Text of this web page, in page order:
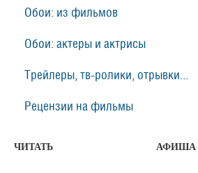
Обои: из фильмов
Обои: актеры и актрисы
Трейлеры, тв-ролики, отрывки...
Рецензии на фильмы
ЧИТАТЬ АФИША